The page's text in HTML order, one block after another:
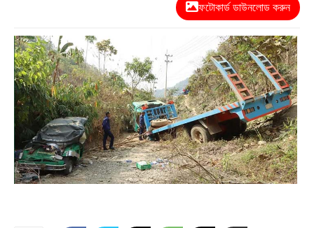
ফটোকার্ড ডাউনলোড করুন